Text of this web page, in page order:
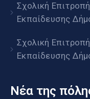
Σχολική
Εκπαίδευσης
Σχολική
Εκπαίδευσης
Νέα της